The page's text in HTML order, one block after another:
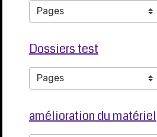
Dossiers test
amélioration du matériel